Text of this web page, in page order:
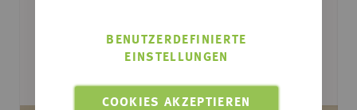
COOKIES AKZEPTIEREN
BENUTZERDEFINIERTE
EINSTELLUNGEN